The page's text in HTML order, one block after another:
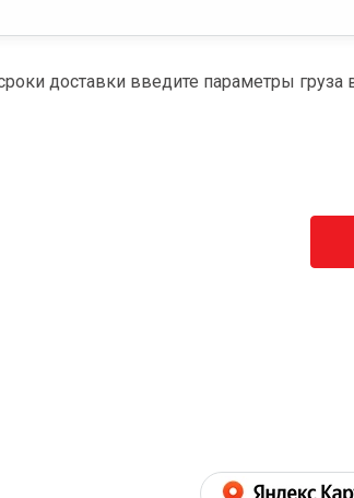
доставки введите параметры груза